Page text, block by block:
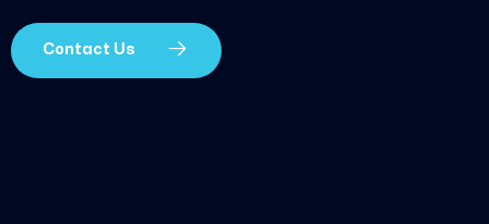
Contact Us